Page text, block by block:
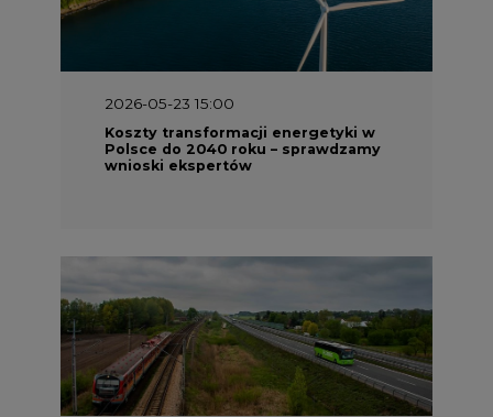
2026-05-23 15:00
Koszty transformacji energetyki w
Polsce do 2040 roku – sprawdzamy
wnioski ekspertów